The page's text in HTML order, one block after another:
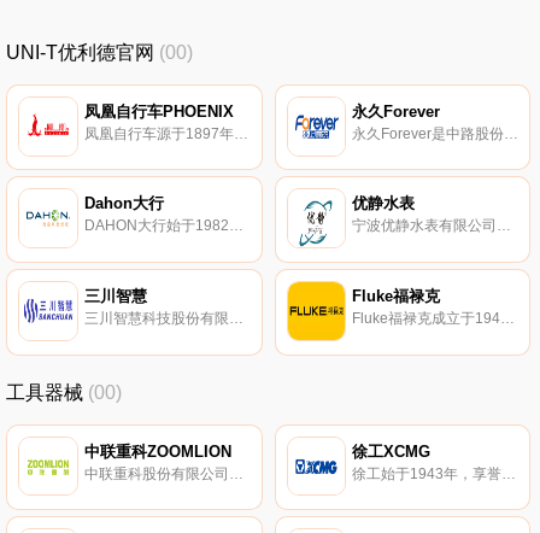
UNI-T优利德官网 (00)
凤凰自行车PHOENIX
凤凰自行车源于1897年，国内颇具影响力的自行车品牌，代表国内工匠精神和海派文化。凤凰自行车PHOENIX专业从事生产自行车、电动车、童车以及轮椅车等产品的大型产业化企业。
永久Forever
Dahon大行
DAHON大行始于1982年美国，折叠自行车技术行业的知名品牌。大行致力于开发便捷环保的交通工具，专门从事折叠自行车研发、生产和销售的企业。
优静水表
宁波优静水表有限公司（原宁波智能水表总厂），坐落于慈溪市。优静水表主要产品远传水表、预付费水表、不锈钢水表、插卡水表、脉冲水表、发讯水表、旋翼式水表、纯净水水表、热量表、液封水表、立式水表、数控定量水表、可拆卸水表、螺翼式水表、光电直读水表等水表系列产品。
三川智慧
三川智慧科技股份有限公司于2004年05月13日在鹰潭市成立。三川智慧公司经营范围包括机械水表、智能水表、仪器仪表、管材管件、阀门等。
Fluke福禄克
Fluke福禄克成立于1948年美国，Fortive集团旗下，1978年进入中国市场。Fluke福禄克致力为各个工业领域提供用于测试和检测故障的优质电子仪器仪表产品。
工具器械 (00)
中联重科ZOOMLION 徐工XCMG